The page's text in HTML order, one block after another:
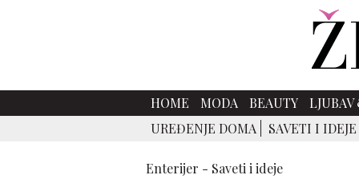
HOME MODA BEAUTY
UREĐENJE DOMA
SAVETI I IDEJE
Enterijer - Saveti i ideje